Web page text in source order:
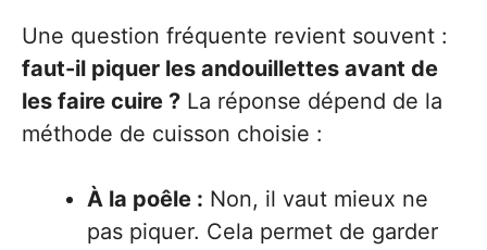
Une question fréquente revient souvent :
faut-il piquer les andouillettes avant de
les faire cuire ? La réponse dépend de la
méthode de cuisson choisie :
À la poêle : Non, il vaut mieux ne
pas piquer. Cela permet de garder